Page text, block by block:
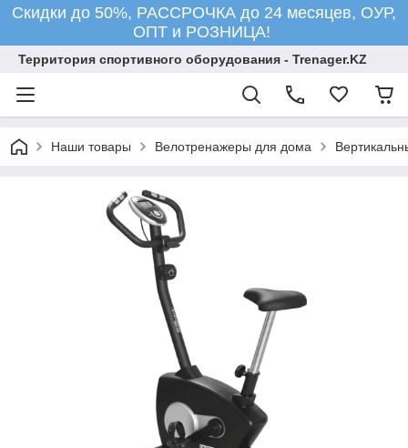
Скидки до 50%, РАССРОЧКА до 24 месяцев, ОУР,
ОПТ и РОЗНИЦА!
Территория спортивного оборудования - Trenager.KZ
Наши товары Велотренажеры для дома